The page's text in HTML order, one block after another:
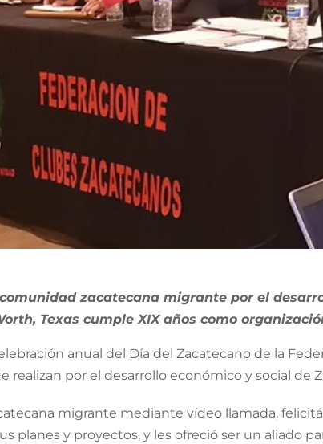
zacatecana migrante por el
Texas cumple XIX años como
anual del Día del Zacatecano de la
realizan por el desarrollo económico y social de
migrante mediante vídeo llamada,
planes y proyectos, y les ofreció ser un aliado